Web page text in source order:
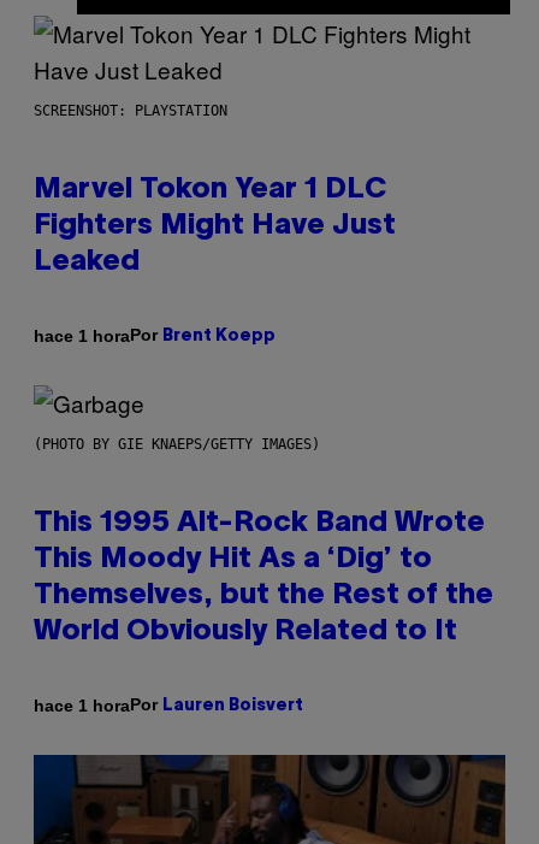
SCREENSHOT: PLAYSTATION
Marvel Tokon Year 1 DLC
Fighters Might Have Just
Leaked
hace 1 horaPor Brent Koepp
(PHOTO BY GIE KNAEPS/GETTY IMAGES)
This 1995 Alt-Rock Band Wrote
This Moody Hit As a ‘Dig’ to
Themselves, but the Rest of the
World Obviously Related to It
hace 1 horaPor Lauren Boisvert